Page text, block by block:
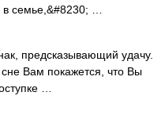
семье,&#8230; …
предсказывающий удачу.
Вам покажется, что Вы
…